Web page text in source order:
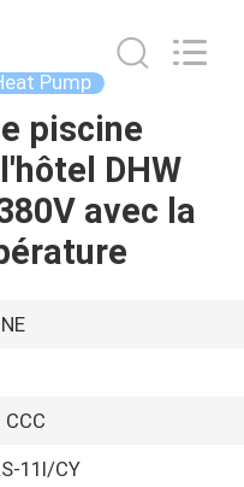
Pump
piscine
DHW
avec la
CCC
11I/CY